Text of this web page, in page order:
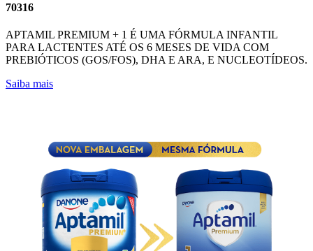
70316
APTAMIL PREMIUM + 1 É UMA FÓRMULA INFANTIL
PARA LACTENTES ATÉ OS 6 MESES DE VIDA COM
PREBIÓTICOS (GOS/FOS), DHA E ARA, E NUCLEOTÍDEOS.
Saiba mais